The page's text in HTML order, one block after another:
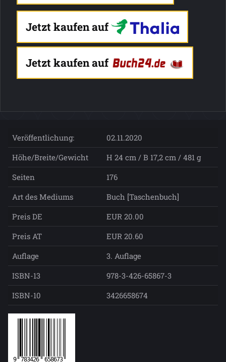
Jetzt kaufen auf
Jetzt kaufen auf
Veröffentlichung:
02.11.2020
Höhe/Breite/Gewicht
H 24 cm / B 17,2 cm / 481 g
Seiten
176
Art des Mediums
Buch [Taschenbuch]
Preis DE
EUR 20.00
Preis AT
EUR 20.60
Auflage
3. Auflage
ISBN-13
978-3-426-65867-3
ISBN-10
3426658674